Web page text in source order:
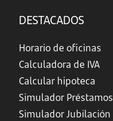
DESTACADOS
Horario de oficinas
Calculadora de IVA
Calcular hipoteca
Simulador Préstamos
Simulador Jubilación